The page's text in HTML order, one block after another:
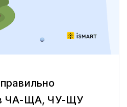
ЧА-ЩА, ЧУ-ЩУ